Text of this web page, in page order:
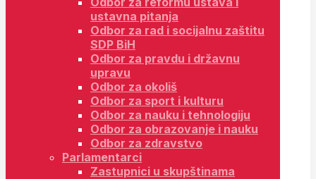
ustavna pitanja
Odbor za rad i socijalnu zaštitu
SDP BiH
Odbor za pravdu i državnu
upravu
Odbor za okoliš
Odbor za sport i kulturu
Odbor za nauku i tehnologiju
Odbor za obrazovanje i nauku
Odbor za zdravstvo
Parlamentarci
Zastupnici u skupštinama